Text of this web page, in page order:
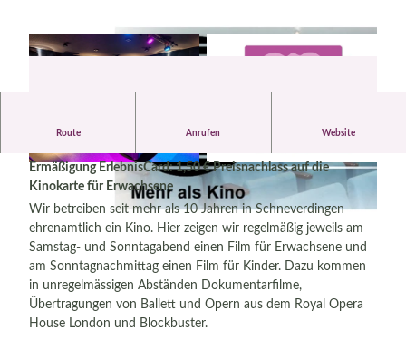
© LichtSpiel e.V. | CC-BY-SA
© Kino LichtSpiel e.V.
© ErlebnisCard Lüneburger Heide, Bispingen T
ouristik e.V. |
CC-BY-SA
Route Anrufen Website
Liebe Kinofreundinnen und - freunde
Ermäßigung ErlebnisCard: 1,50 € Preisnachlass auf die
Kinokarte für Erwachsene
Wir betreiben seit mehr als 10 Jahren in Schneverdingen
ehrenamtlich ein Kino. Hier zeigen wir regelmäßig jeweils am
Samstag- und Sonntagabend einen Film für Erwachsene und
am Sonntagnachmittag einen Film für Kinder. Dazu kommen
in unregelmässigen Abständen Dokumentarfilme,
Übertragungen von Ballett und Opern aus dem Royal Opera
House London und Blockbuster.